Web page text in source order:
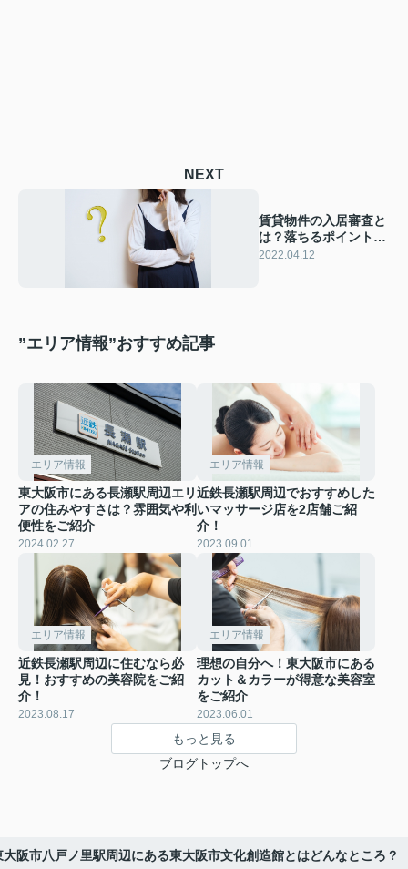
NEXT
賃貸物件の入居審査と
は？落ちるポイントな
どをご紹介
2022.04.12
”エリア情報”おすすめ記事
エリア情報
東大阪市にある長瀬駅周辺エリ
アの住みやすさは？雰囲気や利
便性をご紹介
2024.02.27
エリア情報
近鉄長瀬駅周辺でおすすめした
いマッサージ店を2店舗ご紹
介！
2023.09.01
エリア情報
近鉄長瀬駅周辺に住むなら必
見！おすすめの美容院をご紹
介！
2023.08.17
エリア情報
理想の自分へ！東大阪市にある
カット＆カラーが得意な美容室
をご紹介
2023.06.01
もっと見る
ブログトップへ
大阪市八戸ノ里駅周辺にある東大阪市文化創造館とはどんなところ？